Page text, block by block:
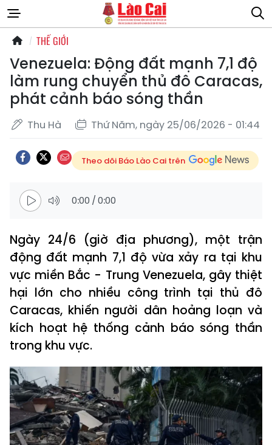
THẾ GIỚI
Venezuela: Động đất mạnh 7,1 độ
làm rung chuyển thủ đô Caracas,
phát cảnh báo sóng thần
Thu Hà Thứ Năm, ngày 25/06/2026 - 01:44
Theo dõi Báo Lào Cai trên
0:00 /0:00
Ngày 24/6 (giờ địa phương), một trận
động đất mạnh 7,1 độ vừa xảy ra tại khu
vực miền Bắc - Trung Venezuela, gây thiệt
hại lớn cho nhiều công trình tại thủ đô
Caracas, khiến người dân hoảng loạn và
kích hoạt hệ thống cảnh báo sóng thần
trong khu vực.